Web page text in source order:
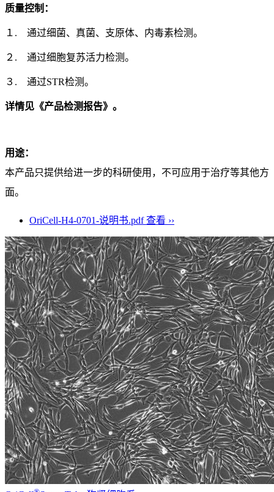
质量控制：
１. 通过细菌、真菌、支原体、内毒素检测。
２. 通过细胞复苏活力检测。
３. 通过STR检测。
详情见《产品检测报告》。
用途：
本产品只提供给进一步的科研使用，不可应用于治疗等其他方
面。
OriCell-H4-0701-说明书.pdf查看 ››